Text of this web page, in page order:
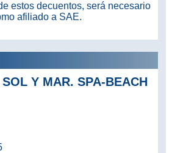
estos decuentos, será necesario
afiliado a SAE.
Y MAR. SPA-BEACH